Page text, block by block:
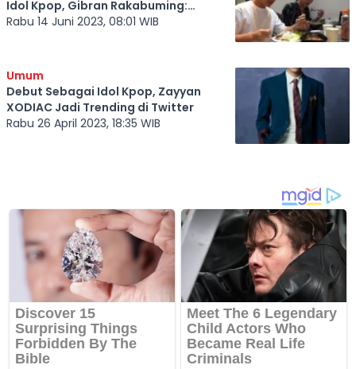
Idol Kpop, Gibran Rakabuming:
Ternyata Doyan Bakso Urat
Rabu 14 Juni 2023, 08:01 WIB
Umum
Debut Sebagai Idol Kpop, Zayyan
XODIAC Jadi Trending di Twitter
Rabu 26 April 2023, 18:35 WIB